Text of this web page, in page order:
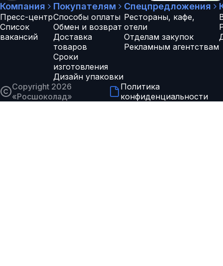
Компания
Пресс-центр
Список
вакансий
Покупателям
Способы оплаты
Обмен и возврат
Доставка
товаров
Сроки
изготовления
Дизайн упаковки
Спецпредложения
Рестораны, кафе,
отели
Отделам закупок
Рекламным агентствам
Copyright 2026
«Росшоколад»
Политика
конфиденциальности